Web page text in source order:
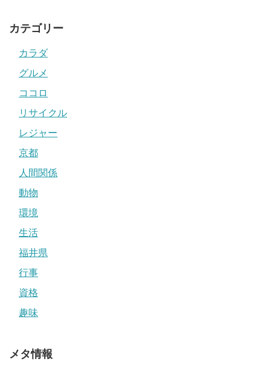
カテゴリー
カラダ
グルメ
ココロ
リサイクル
レジャー
京都
人間関係
動物
環境
生活
福井県
行事
資格
趣味
メタ情報